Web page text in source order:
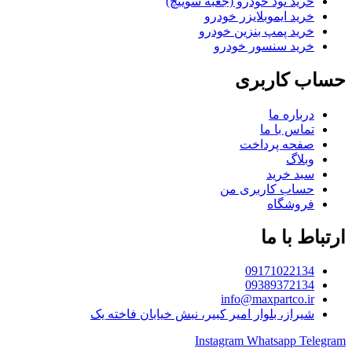
خرید ایموبلایزر خودرو
خرید پمپ بنزین خودرو
خرید سنسور خودرو
حساب کاربری
درباره ما
تماس با ما
صفحه پرداخت
وبلاگ
سبد خرید
حساب کاربری من
فروشگاه
ارتباط با ما
09171022134
09389372134
info@maxpartco.ir
شیراز، بلوار امیر کبیر، نبش خیابان فاخته یک
Instagram Whatsapp Telegram